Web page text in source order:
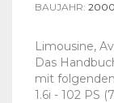
BAUJAHR:
Limousine,
Das
mit
1.6i - 102 PS